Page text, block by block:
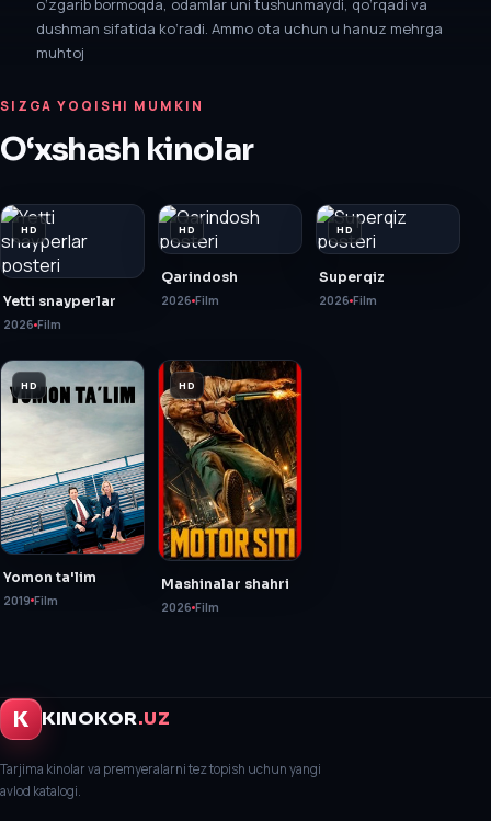
o‘zgarib bormoqda, odamlar uni tushunmaydi, qo‘rqadi va
dushman sifatida ko‘radi. Ammo ota uchun u hanuz mehrga
muhtoj
SIZGA YOQISHI MUMKIN
O‘xshash kinolar
HD
Yetti snayperlar
2026 Film
HD
Qarindosh
2026 Film
HD
Superqiz
2026 Film
HD
Yomon ta'lim
2019 Film
HD
Mashinalar shahri
2026 Film
K KINOKOR.UZ
Tarjima kinolar va premyeralarni tez topish uchun yangi
avlod katalogi.